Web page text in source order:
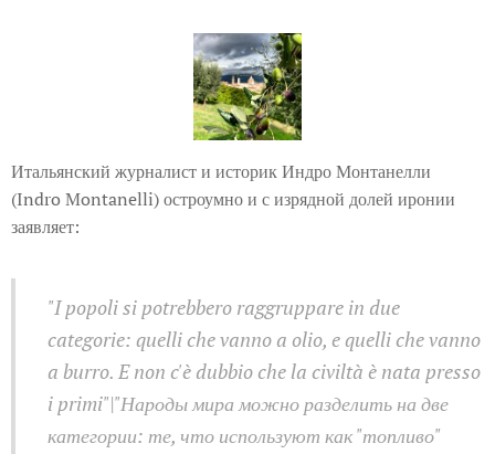
Итальянский журналист и историк Индро Монтанелли
(Indro Montanelli) остроумно и с изрядной долей иронии
заявляет:
"I popoli si potrebbero raggruppare in due
categorie: quelli che vanno a olio, e quelli che vanno
a burro. E non c'è dubbio che la civiltà è nata presso
i primi"|"Народы мира можно разделить на две
категории: те, что используют как "топливо"